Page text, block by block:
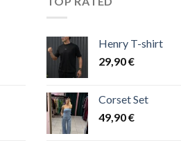
Henry T-shirt
29,90€
Corset Set
49,90€